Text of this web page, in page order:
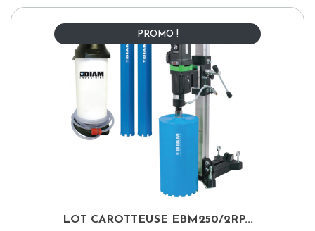
LOT CAROTTEUSE EBM250/2RP...
PROMO !